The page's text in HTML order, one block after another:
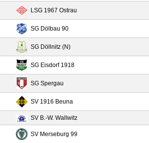
LSG 1967 Ostrau
SG Dölbau 90
SG Döllnitz (N)
SG Eisdorf 1918
SG Spergau
SV 1916 Beuna
SV B.-W. Wallwitz
SV Merseburg 99